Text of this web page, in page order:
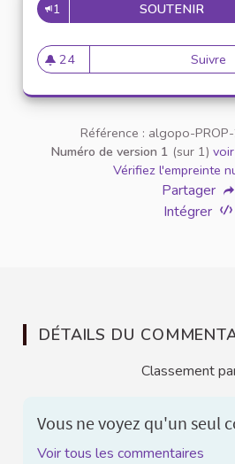
1 SOUTENIR
24
24 abonnés
Suivre
Référence : algopo-
Numéro de version 1 (sur 1)
Vérifiez l'empreinte
Partager
Intégrer
DÉTAILS DU
Classement
Vous ne voyez qu'un seul
Voir tous les commentaires